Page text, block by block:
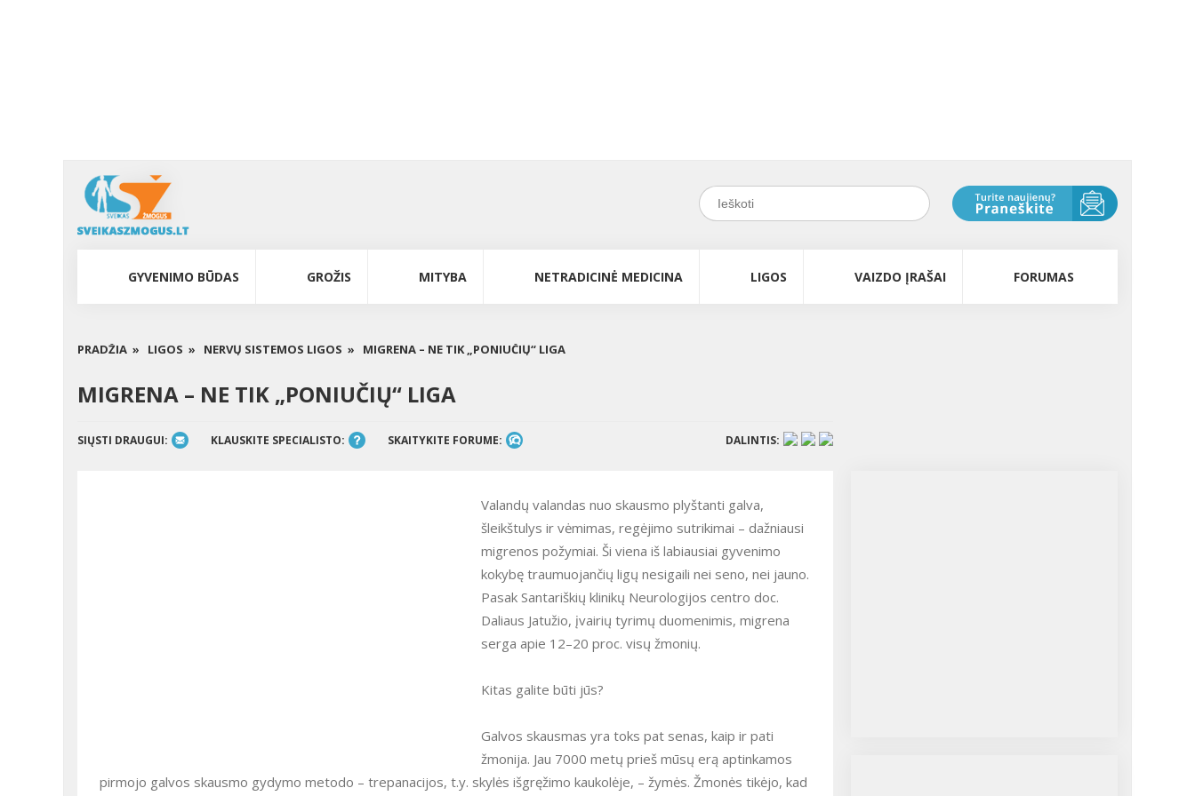
GYVENIMO BŪDAS GROŽIS MITYBA NETRADICINĖ MEDICINA LIGOS VAIZDO ĮRAŠAI FORUMAS
PRADŽIA » LIGOS » NERVŲ SISTEMOS LIGOS » MIGRENA – NE TIK „PONIUČIŲ“ LIGA
MIGRENA – NE TIK „PONIUČIŲ“ LIGA
SIŲSTI DRAUGUI: KLAUSKITE SPECIALISTO: SKAITYKITE FORUME: DALINTIS:
Valandų valandas nuo skausmo plyštanti galva,
šleikštulys ir vėmimas, regėjimo sutrikimai – dažniausi
migrenos požymiai. Ši viena iš labiausiai gyvenimo
kokybę traumuojančių ligų nesigaili nei seno, nei jauno.
Pasak Santariškių klinikų Neurologijos centro doc.
Daliaus Jatužio, įvairių tyrimų duomenimis, migrena
serga apie 12–20 proc. visų žmonių.
Kitas galite būti jūs?
Galvos skausmas yra toks pat senas, kaip ir pati
žmonija. Jau 7000 metų prieš mūsų erą aptinkamos
pirmojo galvos skausmo gydymo metodo – trepanacijos, t.y. skylės išgręžimo kaukolėje, – žymės. Žmonės tikėjo, kad